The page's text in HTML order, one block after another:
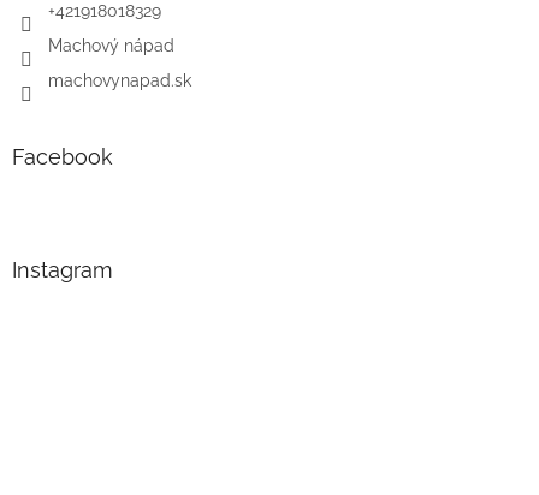
+421918018329
Machový nápad
machovynapad.sk
Facebook
Instagram